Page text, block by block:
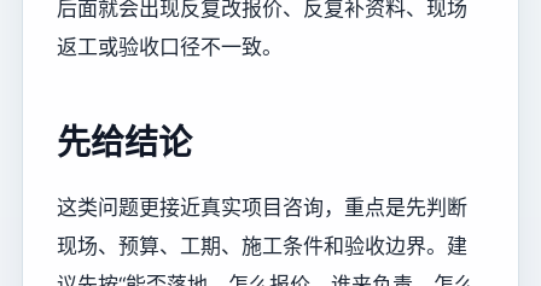
后面就会出现反复改报价、反复补资料、现场
返工或验收口径不一致。
先给结论
这类问题更接近真实项目咨询，重点是先判断
现场、预算、工期、施工条件和验收边界。建